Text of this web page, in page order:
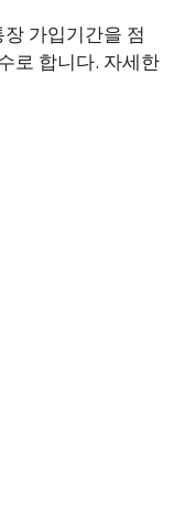
가입기간을 점
로 합니다. 자세한